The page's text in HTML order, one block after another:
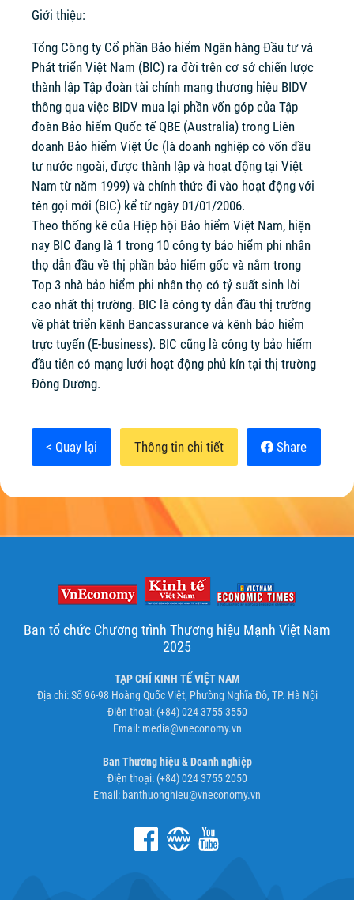
Giới thiệu:
Tổng Công ty Cổ phần Bảo hiểm Ngân hàng Đầu tư và
Phát triển Việt Nam (BIC) ra đời trên cơ sở chiến lược
thành lập Tập đoàn tài chính mang thương hiệu BIDV
thông qua việc BIDV mua lại phần vốn góp của Tập
đoàn Bảo hiểm Quốc tế QBE (Australia) trong Liên
doanh Bảo hiểm Việt Úc (là doanh nghiệp có vốn đầu
tư nước ngoài, được thành lập và hoạt động tại Việt
Nam từ năm 1999) và chính thức đi vào hoạt động với
tên gọi mới (BIC) kể từ ngày 01/01/2006.
Theo thống kê của Hiệp hội Bảo hiểm Việt Nam, hiện
nay BIC đang là 1 trong 10 công ty bảo hiểm phi nhân
thọ dẫn đầu về thị phần bảo hiểm gốc và nằm trong
Top 3 nhà bảo hiểm phi nhân thọ có tỷ suất sinh lời
cao nhất thị trường. BIC là công ty dẫn đầu thị trường
về phát triển kênh Bancassurance và kênh bảo hiểm
trực tuyến (E-business). BIC cũng là công ty bảo hiểm
đầu tiên có mạng lưới hoạt động phủ kín tại thị trường
Đông Dương.
< Quay lại Thông tin chi tiết Share
Ban tổ chức Chương trình Thương hiệu Mạnh Việt Nam
2025
TẠP CHÍ KINH TẾ VIỆT NAM
Địa chỉ: Số 96-98 Hoàng Quốc Việt, Phường Nghĩa Đô, TP. Hà Nội
Điện thoại: (+84) 024 3755 3550
Email: media@vneconomy.vn
Ban Thương hiệu & Doanh nghiệp
Điện thoại: (+84) 024 3755 2050
Email: banthuonghieu@vneconomy.vn